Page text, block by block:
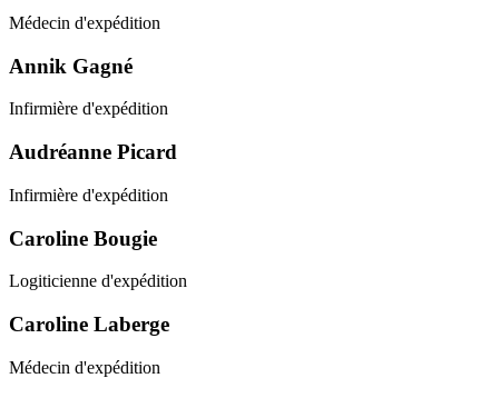
Médecin d'expédition
Annik Gagné
Infirmière d'expédition
Audréanne Picard
Infirmière d'expédition
Caroline Bougie
Logiticienne d'expédition
Caroline Laberge
Médecin d'expédition